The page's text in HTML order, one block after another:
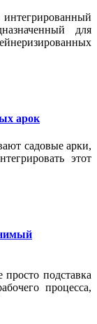
для
арок
садовые арки,
этот
подставка
процесса,